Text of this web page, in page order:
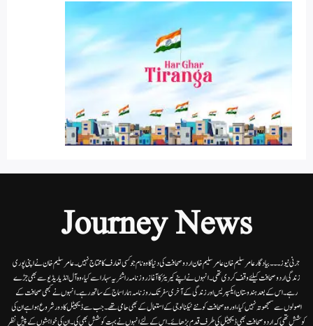
Journey News
جرنی نیوز۔۔۔بیاد گار عامر سلیم خان عامر سلیم خان اردوصحافت کی دنیا کاوہ نام جو کسی تعارف کا محتاج نہیں۔عامرسلیم خان نے اپنی پوری
زندگی اردوصحافت کیلئے وقف کردی تھی۔انہوں نے اپنے کیریئر کا آغاز روزنامہ راشٹریہ سہارا سے کیا،وہ آل انڈیا ریڈیوسے بھی جڑے
رہے۔ اس کے بعد ہندوستان ایکسپریس اور زندگی کے آخری سفر تک روزنامہ ہمارا سماج کے ساتھ رہے۔ انہوں نے کبھی صحافت کے
اصولوں سے سمجھوتہ نہیں کیا، اور وہ صحافت کو نئے ٹیکنالوجی کے استعمال کے بھی حامی تھے۔ جب سے ڈیجیٹل کا دور شروع ہوا ہے ان کی
کوشش تھی کہ اردو صحافت بھی ڈیجیٹل کی طرف قدم بڑھائے۔ اس کے لئے انہوں نے بہت کوشش بھی کی۔ ان کی خواہشوں کے پیش نظر